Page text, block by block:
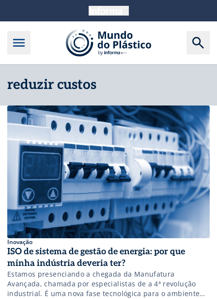
reduzir custos
Inovação
ISO de sistema de gestão de energia: por que
minha indústria deveria ter?
Estamos presenciando a chegada da Manufatura
Avançada, chamada por especialistas de a 4ª revolução
industrial. É uma nova fase tecnológica para o ambiente